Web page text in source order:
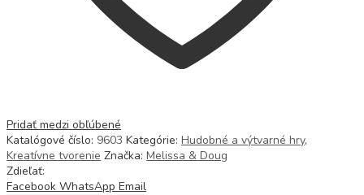
Pridať medzi obľúbené
Katalógové číslo: 9603 Kategórie: Hudobné a výtvarné hry,
Kreatívne tvorenie Značka: Melissa & Doug
Zdieľať:
Facebook WhatsApp Email